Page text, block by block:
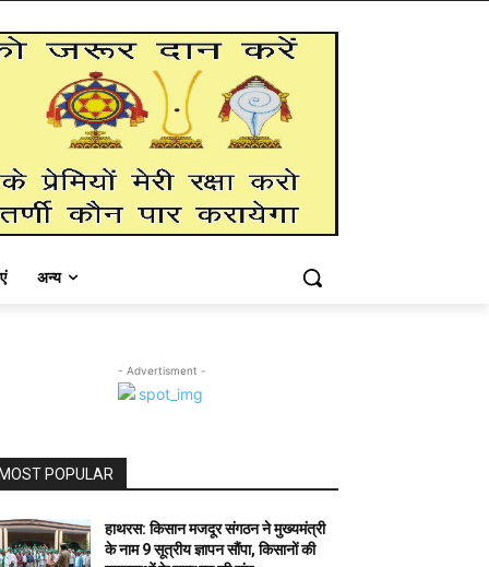
अन्य
- Advertisment -
MOST POPULAR
हाथरस: किसान मजदूर संगठन ने मुख्यमंत्री
के नाम 9 सूत्रीय ज्ञापन सौंपा, किसानों की